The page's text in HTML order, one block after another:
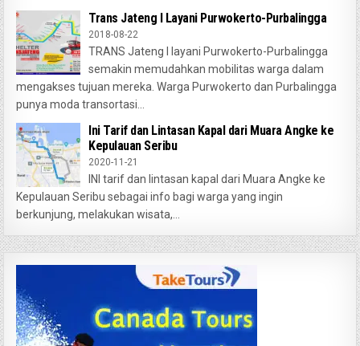
Trans Jateng I Layani Purwokerto-Purbalingga
2018-08-22
TRANS Jateng I layani Purwokerto-Purbalingga
semakin memudahkan mobilitas warga dalam
mengakses tujuan mereka. Warga Purwokerto dan Purbalingga
punya moda transortasi...
Ini Tarif dan Lintasan Kapal dari Muara Angke ke
Kepulauan Seribu
2020-11-21
INI tarif dan lintasan kapal dari Muara Angke ke
Kepulauan Seribu sebagai info bagi warga yang ingin
berkunjung, melakukan wisata,...